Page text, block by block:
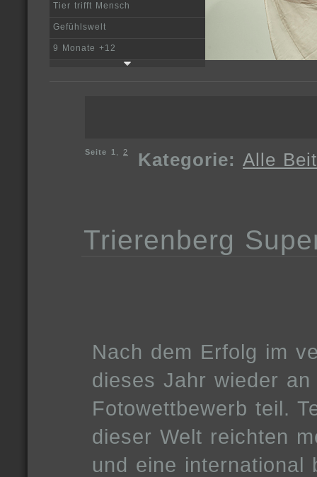
Tier trifft Mensch
Gefühlswelt
9 Monate +12
Seite 1 2 Kategorie: Alle
Trierenberg
Nach dem Erfolg im
dieses Jahr wieder
Fotowettbewerb teil.
dieser Welt reichten
und eine international